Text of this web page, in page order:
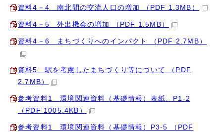
資料4－4 南北間の交流人口の増加 （PDF 1.3MB）
資料4－5 外出機会の増加 （PDF 1.5MB）
資料4－6 まちづくりへのインパクト （PDF 2.7MB）
資料5 駅を考慮したまちづくり等について （PDF
2.7MB）
参考資料1 環境関連資料（基礎情報）表紙、P1-2
（PDF 1005.4KB）
参考資料1 環境関連資料（基礎情報）P3-5 （PDF